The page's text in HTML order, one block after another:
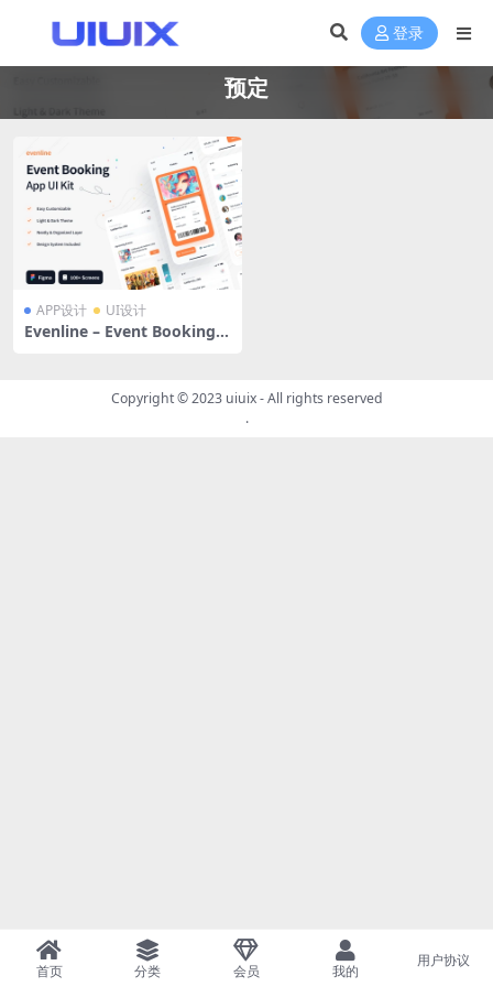
登录
预定
APP设计 UI设计
Evenline – Event Booking A
Copyright © 2023 uiuix- All rights reserved
.
首页 分类 会员 我的
用户协议